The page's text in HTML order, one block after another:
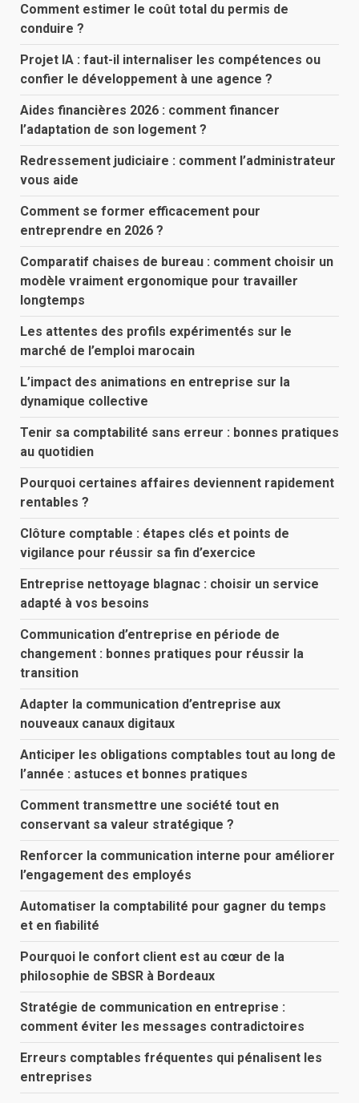
Comment estimer le coût total du permis de
conduire ?
Projet IA : faut-il internaliser les compétences ou
confier le développement à une agence ?
Aides financières 2026 : comment financer
l’adaptation de son logement ?
Redressement judiciaire : comment l’administrateur
vous aide
Comment se former efficacement pour
entreprendre en 2026 ?
Comparatif chaises de bureau : comment choisir un
modèle vraiment ergonomique pour travailler
longtemps
Les attentes des profils expérimentés sur le
marché de l’emploi marocain
L’impact des animations en entreprise sur la
dynamique collective
Tenir sa comptabilité sans erreur : bonnes pratiques
au quotidien
Pourquoi certaines affaires deviennent rapidement
rentables ?
Clôture comptable : étapes clés et points de
vigilance pour réussir sa fin d’exercice
Entreprise nettoyage blagnac : choisir un service
adapté à vos besoins
Communication d’entreprise en période de
changement : bonnes pratiques pour réussir la
transition
Adapter la communication d’entreprise aux
nouveaux canaux digitaux
Anticiper les obligations comptables tout au long de
l’année : astuces et bonnes pratiques
Comment transmettre une société tout en
conservant sa valeur stratégique ?
Renforcer la communication interne pour améliorer
l’engagement des employés
Automatiser la comptabilité pour gagner du temps
et en fiabilité
Pourquoi le confort client est au cœur de la
philosophie de SBSR à Bordeaux
Stratégie de communication en entreprise :
comment éviter les messages contradictoires
Erreurs comptables fréquentes qui pénalisent les
entreprises